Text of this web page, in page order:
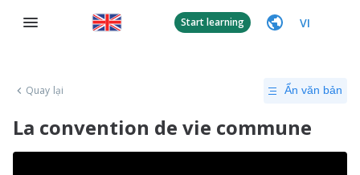
Start learning VI
Quay lại Ẩn văn bản
La convention de vie commune